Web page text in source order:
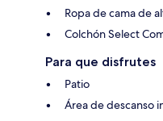
Ropa de cama de
Colchón Select
Para que disfrutes
Patio
Área de descanso